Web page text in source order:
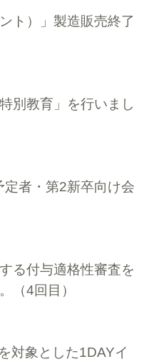
ト）」製造販売終了
別教育」を行いまし
者・第2新卒向け会
る付与適格性審査を
（4回目）
対象とした1DAYイ